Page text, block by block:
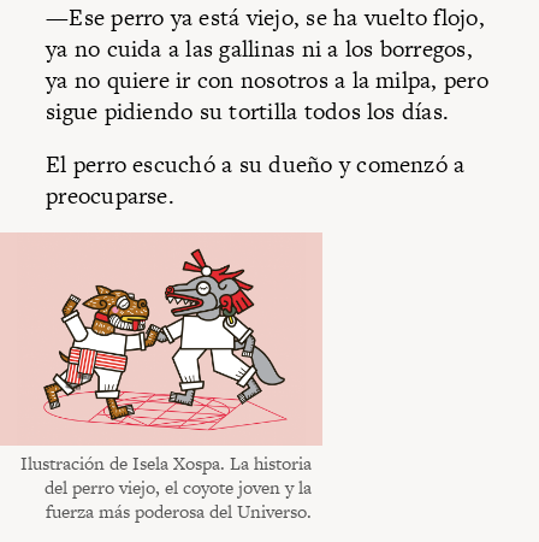
—Ese perro ya está viejo, se ha vuelto flojo,
ya no cuida a las gallinas ni a los borregos,
ya no quiere ir con nosotros a la milpa, pero
sigue pidiendo su tortilla todos los días.
El perro escuchó a su dueño y comenzó a
preocuparse.
Ilustración de Isela Xospa. La historia
del perro viejo, el coyote joven y la
fuerza más poderosa del Universo.